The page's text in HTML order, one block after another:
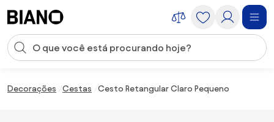
Entrada de pesquisa
Decorações Cestas Cesto Retangular Claro Pequeno